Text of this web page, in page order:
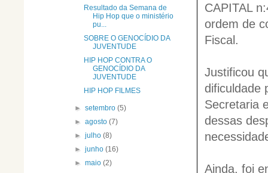
CAPITAL
ordem de
Fiscal.
Justificou
dificuldade
Secretaria
dessas
Ainda, foi
Resultado da Semana de
Hip Hop que o ministério
pu...
SOBRE O GENOCÍDIO DA
JUVENTUDE
HIP HOP CONTRA O
GENOCÍDIO DA
JUVENTUDE
HIP HOP FILMES
►setembro(5)
►agosto(7)
►julho(8)
►junho(16)
►maio(2)